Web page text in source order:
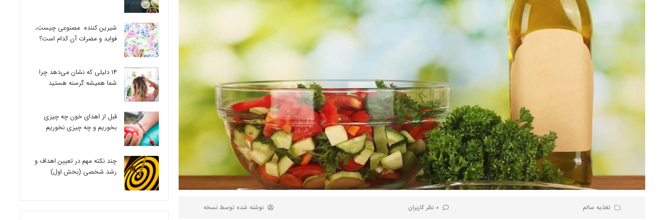
تغذیه سالم 0 نظر کاربران نوشته شده توسط نسخه
شیرین کننده مصنوعی چیست،
فواید و مضرات آن کدام است؟
14 دلیلی که نشان می‌دهد چرا
شما همیشه گرسنه هستید
قبل از اهدای خون چه چیزی
بخوریم و چه چیزی نخوریم
چند نکته مهم در تعیین اهداف و
رشد شخصی (بخش اول)